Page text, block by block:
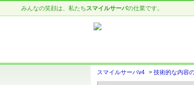
みんなの笑顔は、私たちスマイルサーバの仕業です。
スマイルサーバv4 > 技術的な内容